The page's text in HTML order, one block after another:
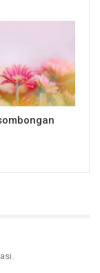
kepadamu